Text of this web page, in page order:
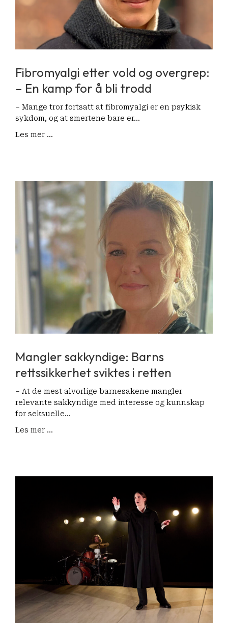
Fibromyalgi etter vold og overgrep:
– En kamp for å bli trodd
– Mange tror fortsatt at fibromyalgi er en psykisk
sykdom, og at smertene bare er…
Les mer ...
Mangler sakkyndige: Barns
rettssikkerhet sviktes i retten
– At de mest alvorlige barnesakene mangler
relevante sakkyndige med interesse og kunnskap
for seksuelle…
Les mer ...